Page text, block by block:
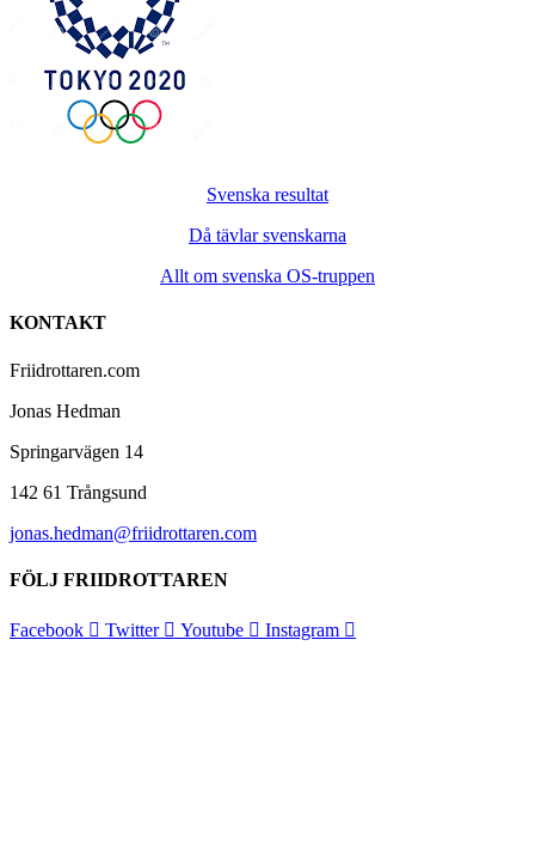
Svenska resultat
Då tävlar svenskarna
Allt om svenska OS-truppen
KONTAKT
Friidrottaren.com
Jonas Hedman
Springarvägen 14
142 61 Trångsund
jonas.hedman@friidrottaren.com
FÖLJ FRIIDROTTAREN
Facebook Twitter Youtube Instagram